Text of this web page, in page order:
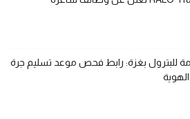
للبترول بغزة: رابط فحص موعد تسليم جرة